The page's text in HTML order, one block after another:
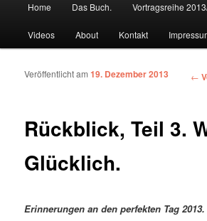
Zum Inhalt wechseln
Zum sekundären Inhalt wechseln
Home Das Buch. Vortragsreihe
Videos About Kontakt
←
Rückblick, Teil 3.
Glücklich.
Veröffentlicht am 19. Dezember 2013
Erinnerungen an den perfekten Tag 2013.